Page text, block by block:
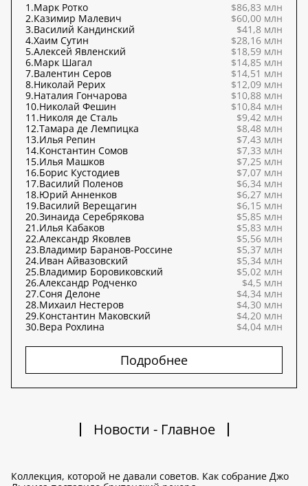
1.Марк Ротко
$86,83 млн
2.Казимир Малевич
$60,00 млн
3.Василий Кандинский
$41,8 млн
4.Хаим Сутин
$28,16 млн
5.Алексей Явленский
$18,59 млн
6.Марк Шагал
$14,85 млн
7.Валентин Серов
$14,51 млн
8.Николай Рерих
$12,09 млн
9.Наталия Гончарова
$10,88 млн
10.Николай Фешин
$10,84 млн
11.Николя де Сталь
$9,42 млн
12.Тамара де Лемпицка
$8,48 млн
13.Илья Репин
$7,43 млн
14.Константин Сомов
$7,33 млн
15.Илья Машков
$7,25 млн
16.Борис Кустодиев
$7,07 млн
17.Василий Поленов
$6,34 млн
18.Юрий Анненков
$6,27 млн
19.Василий Верещагин
$6,15 млн
20.Зинаида Серебрякова
$5,85 млн
21.Илья Кабаков
$5,83 млн
22.Александр Яковлев
$5,56 млн
23.Владимир Баранов-Россине
$5,37 млн
24.Иван Айвазовский
$5,34 млн
25.Владимир Боровиковский
$5,02 млн
26.Александр Родченко
$4,5 млн
27.Соня Делоне
$4,34 млн
28.Михаил Нестеров
$4,30 млн
29.Константин Маковский
$4,20 млн
30.Вера Рохлина $4,04 млн
Подробнее
Новости - Главное
Коллекция, которой не давали советов. Как собрание Джо